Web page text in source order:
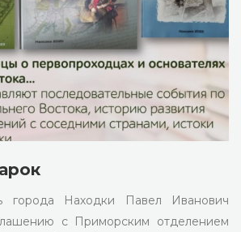
города Находки Павел Иванович
с Приморским отделением